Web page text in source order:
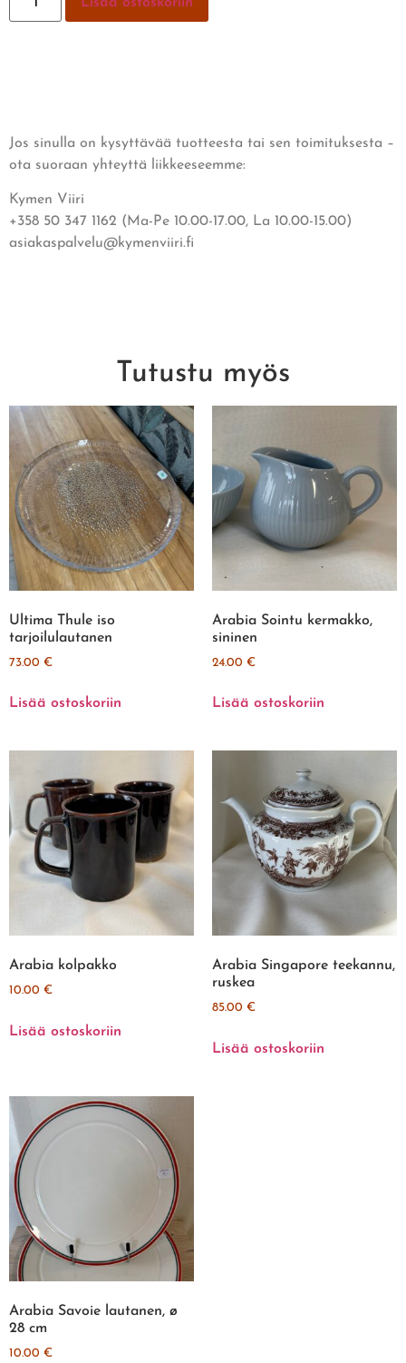
Jos sinulla on kysyttävää tuotteesta tai sen toimituksesta –
ota suoraan yhteyttä liikkeeseemme:
Kymen Viiri
+358 50 347 1162 (Ma-Pe 10.00-17.00, La 10.00-15.00)
asiakaspalvelu@kymenviiri.fi
Tutustu myös
Ultima Thule iso
tarjoilulautanen
73.00 €
Lisää ostoskoriin
Arabia Sointu kermakko,
sininen
24.00 €
Lisää ostoskoriin
Arabia kolpakko
10.00 €
Lisää ostoskoriin
Arabia Singapore teekannu,
ruskea
85.00 €
Lisää ostoskoriin
Arabia Savoie lautanen, ø
28 cm
10.00 €